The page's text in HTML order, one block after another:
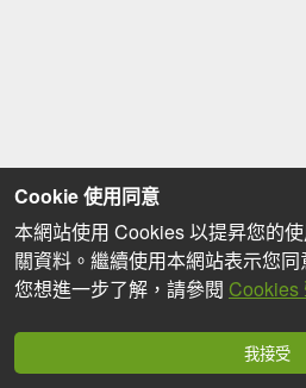
Cookie 使用同意
本網站使用 Cookies 以提昇您的
關資料。繼續使用本網站表示您
您想進一步了解，請參閱 Cookies
我接受